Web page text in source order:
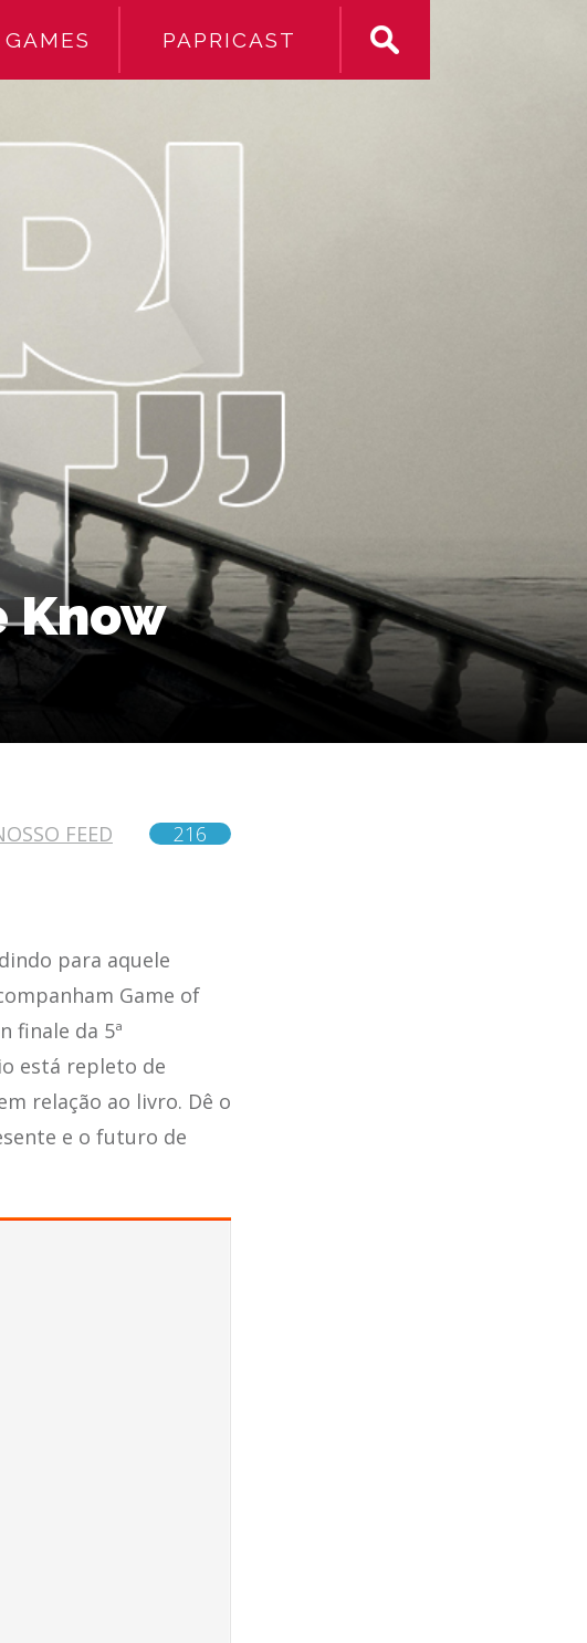
GAMES PAPRICAST
FEED 216
para aquele
Game of
finale da 5ª
está repleto de
relação ao livro. Dê o
e o futuro de